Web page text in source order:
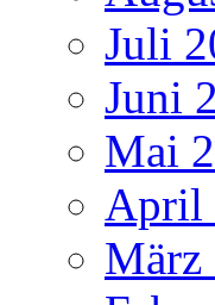
Juli
Juni
Mai
April
März